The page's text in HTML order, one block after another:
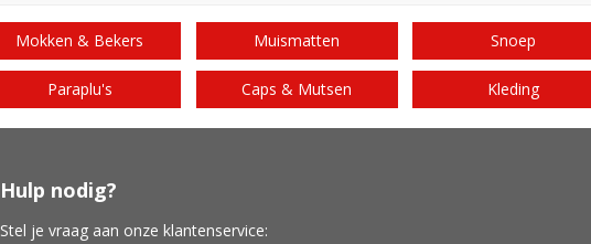
Mokken & Bekers Muismatten Snoep
Paraplu's Caps & Mutsen Kleding
Hulp nodig?
Stel je vraag aan onze klantenservice: